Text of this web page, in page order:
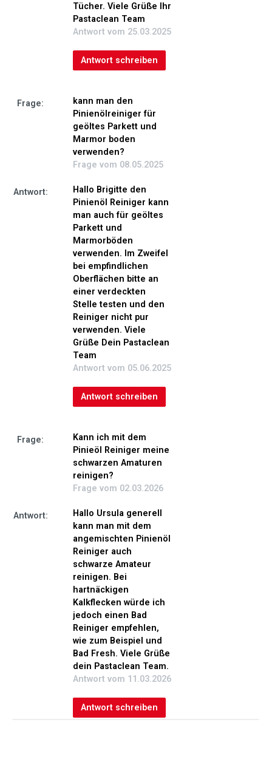
Tücher. Viele Grüße Ihr
Pastaclean Team
Antwort vom 25.03.2025
Antwort schreiben
Frage:
kann man den
Pinienölreiniger für
geöltes Parkett und
Marmor boden
verwenden?
Frage vom 08.05.2025
Antwort:
Hallo Brigitte den
Pinienöl Reiniger kann
man auch für geöltes
Parkett und
Marmorböden
verwenden. Im Zweifel
bei empfindlichen
Oberflächen bitte an
einer verdeckten
Stelle testen und den
Reiniger nicht pur
verwenden. Viele
Grüße Dein Pastaclean
Team
Antwort vom 05.06.2025
Antwort schreiben
Frage:
Kann ich mit dem
Pinieöl Reiniger meine
schwarzen Amaturen
reinigen?
Frage vom 02.03.2026
Antwort:
Hallo Ursula generell
kann man mit dem
angemischten Pinienöl
Reiniger auch
schwarze Amateur
reinigen. Bei
hartnäckigen
Kalkflecken würde ich
jedoch einen Bad
Reiniger empfehlen,
wie zum Beispiel und
Bad Fresh. Viele Grüße
dein Pastaclean Team.
Antwort vom 11.03.2026
Antwort schreiben